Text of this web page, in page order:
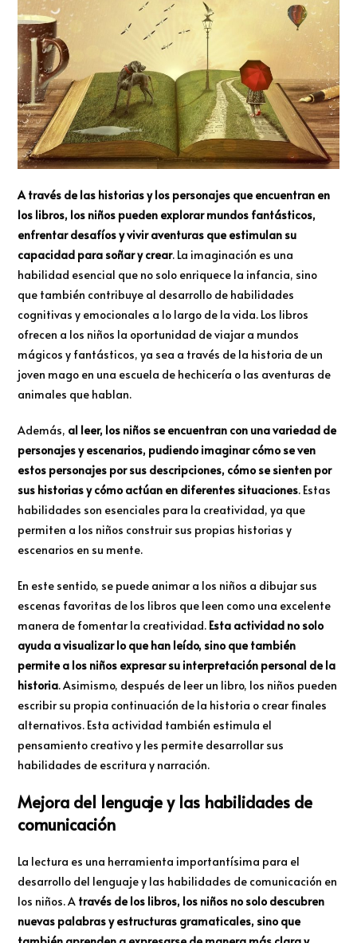
A través de las historias y los personajes que encuentran en
los libros, los niños pueden explorar mundos fantásticos,
enfrentar desafíos y vivir aventuras que estimulan su
capacidad para soñar y crear. La imaginación es una
habilidad esencial que no solo enriquece la infancia, sino
que también contribuye al desarrollo de habilidades
cognitivas y emocionales a lo largo de la vida. Los libros
ofrecen a los niños la oportunidad de viajar a mundos
mágicos y fantásticos, ya sea a través de la historia de un
joven mago en una escuela de hechicería o las aventuras de
animales que hablan.
Además, al leer, los niños se encuentran con una variedad de
personajes y escenarios, pudiendo imaginar cómo se ven
estos personajes por sus descripciones, cómo se sienten por
sus historias y cómo actúan en diferentes situaciones. Estas
habilidades son esenciales para la creatividad, ya que
permiten a los niños construir sus propias historias y
escenarios en su mente.
En este sentido, se puede animar a los niños a dibujar sus
escenas favoritas de los libros que leen como una excelente
manera de fomentar la creatividad. Esta actividad no solo
ayuda a visualizar lo que han leído, sino que también
permite a los niños expresar su interpretación personal de la
historia. Asimismo, después de leer un libro, los niños pueden
escribir su propia continuación de la historia o crear finales
alternativos. Esta actividad también estimula el
pensamiento creativo y les permite desarrollar sus
habilidades de escritura y narración.
Mejora del lenguaje y las habilidades de
comunicación
La lectura es una herramienta importantísima para el
desarrollo del lenguaje y las habilidades de comunicación en
los niños. A través de los libros, los niños no solo descubren
nuevas palabras y estructuras gramaticales, sino que